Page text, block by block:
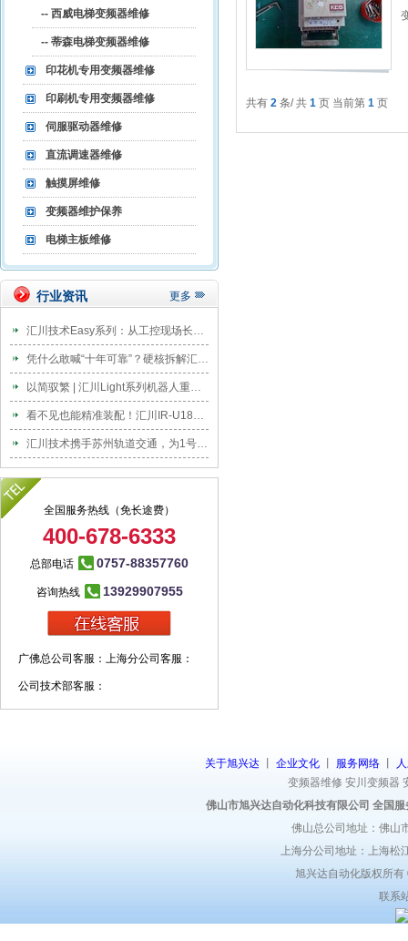
-- 西威电梯变频器维修
-- 蒂森电梯变频器维修
印花机专用变频器维修
印刷机专用变频器维修
伺服驱动器维修
直流调速器维修
触摸屏维修
变频器维护保养
电梯主板维修
行业资讯 更多
汇川技术Easy系列：从工控现场长出来的设计
凭什么敢喊“十年可靠”？硬核拆解汇川连续5年霸榜伺服的“高可靠基因”
以简驭繁 | 汇川Light系列机器人重磅发布
看不见也能精准装配！汇川IR-U18协作机器人破解电驱轴系盲装难题
汇川技术携手苏州轨道交通，为1号线BAS系统换新EVO800“中国脑”
全国服务热线（免长途费）
400-678-6333
总部电话 0757-88357760
咨询热线 13929907955
广佛总公司客服： 上海分公司客服：
公司技术部客服：
共有 2 条/ 共 1 页 当前第 1 页
关于旭兴达 企业文化 服务网络
变频器维修 安川变频器
佛山市旭兴达自动化科技有限公司 全国
佛山总公司地址：佛山
上海分公司地址：上海松
旭兴达自动化版权所
联系